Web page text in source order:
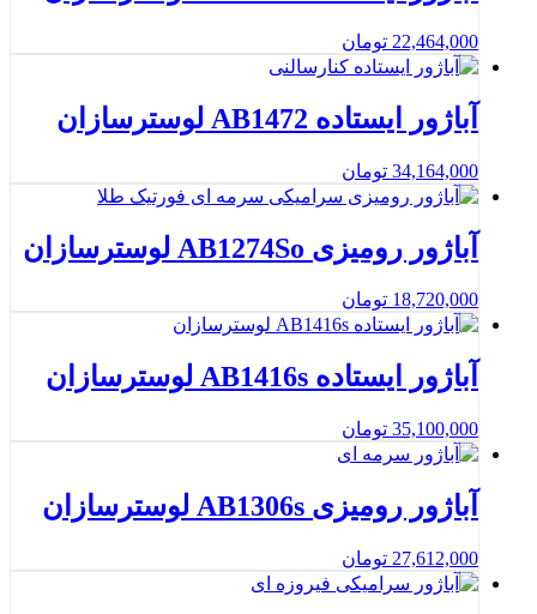
22,464,000 تومان
آباژور ایستاده AB1472 لوسترسازان
34,164,000 تومان
آباژور رومیزی AB1274So لوسترسازان
18,720,000 تومان
آباژور ایستاده AB1416s لوسترسازان
35,100,000 تومان
آباژور رومیزی AB1306s لوسترسازان
27,612,000 تومان